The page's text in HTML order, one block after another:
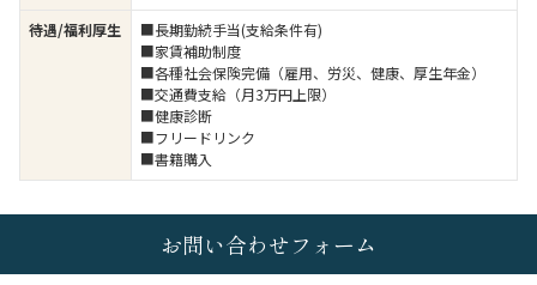
待遇/福利厚生
■長期勤続手当(支給条件有)
■家賃補助制度
■各種社会保険完備（雇用、労災、健康、厚生年金）
■交通費支給（月3万円上限）
■健康診断
■フリードリンク
■書籍購入
お問い合わせフォーム